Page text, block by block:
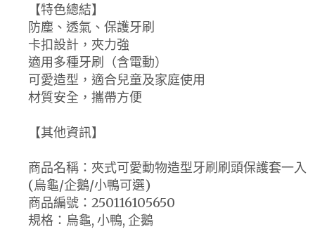
【特色總結】
防塵、透氣、保護牙刷
卡扣設計，夾力強
適用多種牙刷（含電動）
可愛造型，適合兒童及家庭使用
材質安全，攜帶方便
【其他資訊】
商品名稱：夾式可愛動物造型牙刷刷頭保護套一入
(烏龜/企鵝/小鴨可選)
商品編號：250116105650
規格：烏龜, 小鴨, 企鵝